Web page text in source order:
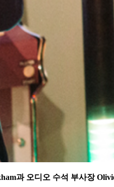
과 오디오 수석 부사장